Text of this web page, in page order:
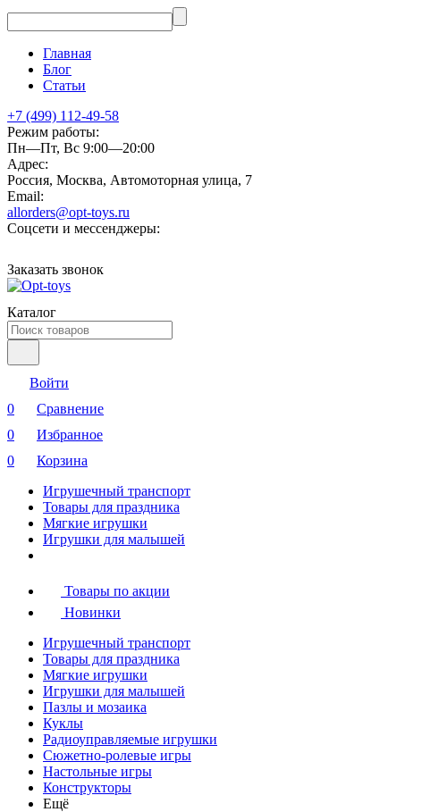
Главная
Блог
Статьи
+7 (499) 112-49-58
Режим работы:
Пн—Пт, Вс 9:00—20:00
Адрес:
Россия, Москва, Автомоторная улица, 7
Email:
allorders@opt-toys.ru
Соцсети и мессенджеры:
Заказать звонок
Каталог
Войти
0
Сравнение
0
Избранное
0
Корзина
Игрушечный транспорт
Товары для праздника
Мягкие игрушки
Игрушки для малышей
Товары по акции
Новинки
Игрушечный транспорт
Товары для праздника
Мягкие игрушки
Игрушки для малышей
Пазлы и мозаика
Куклы
Радиоуправляемые игрушки
Сюжетно-ролевые игры
Настольные игры
Конструкторы
Ещё